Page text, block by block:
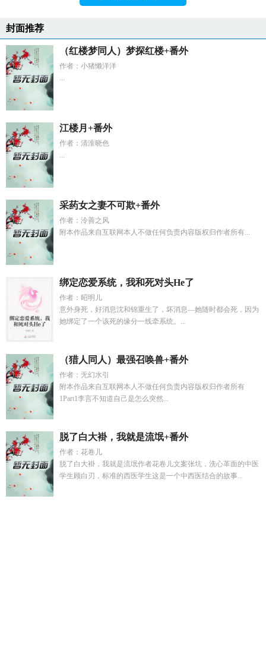
封面推荐
（红楼梦同人）梦探红楼+番外
作者：小猪懒洋洋
...
江楼月+番外
作者：清淮晓色
...
采药女之妻不可欺+番外
作者：泠善之风
附本作品来自互联网本人不做任何负责内容版权归作者所有...
绑定恋爱系统，我和死对头He了
作者：昭明儿
意外身死，好消息沈和锦重生了，坏消息—她随时都会死，因为
她绑定了一个该死的缘分一线牵系统。...
（猎人同人）最强召唤兽+番外
作者：无幻水引
附本作品来自互联网本人不做任何负责内容版权归作者所有
1Part1李言不知道自己是怎么突然...
脱了白大褂，我就是流氓+番外
作者：花卷儿
脱了白大褂，我就是流氓作者花卷儿文案张坑，洗心革面的中医
学生顾白刃，标准的西医学生这是一个中西医结合的故事...